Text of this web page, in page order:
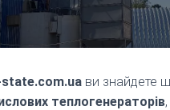
ви знайдете
теплогенераторів